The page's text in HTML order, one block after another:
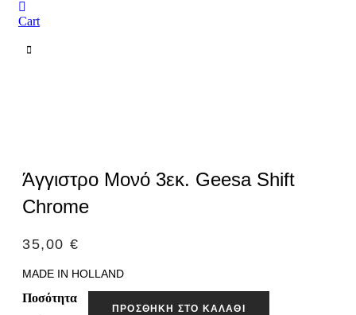
Cart
Άγγιστρο Μονό 3εκ. Geesa Shift
Chrome
35,00 €
MADE IN HOLLAND
Ποσότητα
ΠΡΟΣΘΉΚΗ ΣΤΟ ΚΑΛΆΘΙ